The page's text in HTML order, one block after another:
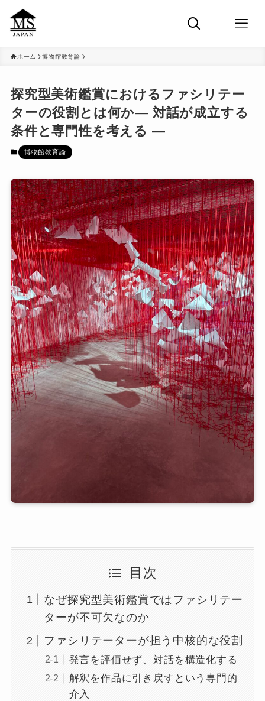
ホーム 博物館教育論
探究型美術鑑賞におけるファシリテー
ターの役割とは何か― 対話が成立する
条件と専門性を考える ―
博物館教育論
目次
なぜ探究型美術鑑賞ではファシリテー
ターが不可欠なのか
ファシリテーターが担う中核的な役割
発言を評価せず、対話を構造化する
解釈を作品に引き戻すという専門的
介入